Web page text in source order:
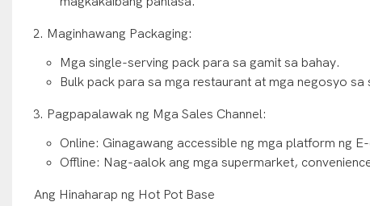
Maginhawang Packaging:
Mga single-serving pack para sa gamit sa bahay.
Bulk pack para sa mga restaurant at mga negosyo sa
Pagpapalawak ng Mga Sales Channel:
Online: Ginagawang accessible ng mga platform ng
Offline: Nag-aalok ang mga supermarket,
Ang Hinaharap ng Hot Pot Base